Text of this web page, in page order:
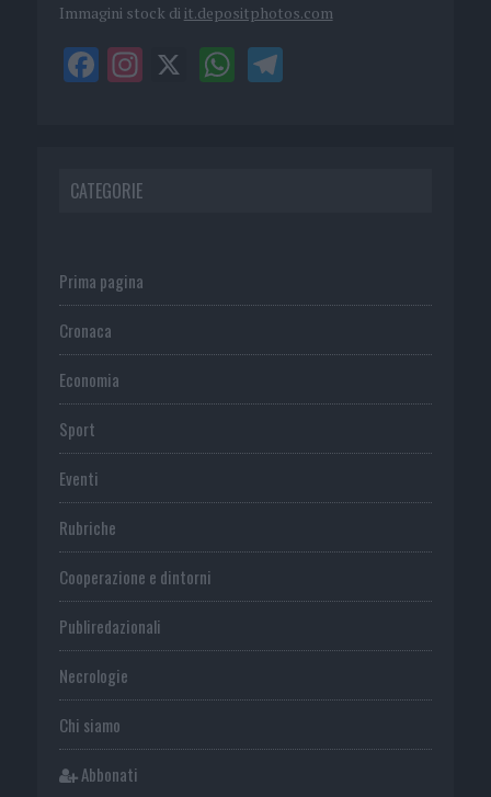
Immagini stock di it.depositphotos.com
CATEGORIE
Prima pagina
Cronaca
Economia
Sport
Eventi
Rubriche
Cooperazione e dintorni
Publiredazionali
Necrologie
Chi siamo
Abbonati